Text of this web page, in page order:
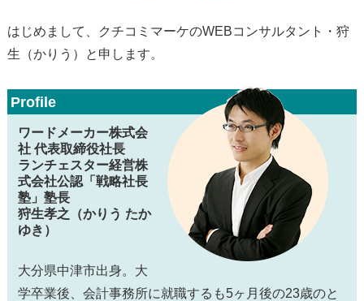
はじめまして、クチコミマーケのWEBコンサルタント・狩
生（かりう）と申します。
Profile
ワードメーカー株式会
社 代表取締役社長
ランチェスター経営株
式会社公認「戦略社長
塾」塾長
狩生孝之（かりう たか
ゆき）
大分県中津市出身。大
学卒業後、会計事務所に就職するも5ヶ月後の23歳のと